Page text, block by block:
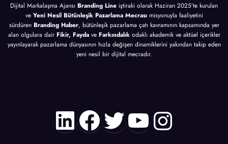
Dijital Markalaşma Ajansı Branding Line iştiraki olarak Haziran 2025’te kurulan
ve Yeni Nesil Bütünleşik Pazarlama Mecrası misyonuyla faaliyetini
sürdüren Branding Haber, bütünleşik pazarlama çatı kavramının kapsamında yer
alan olgulara dair Fikir, Fayda ve Farkındalık odaklı akademik ve aktüel içerikler
yayınlayarak pazarlama dünyasının hızla değişen dinamiklerini yakından takip eden
yeni nesil bir dijital mecradır.
LinkedIn
Facebook
Twitter
YouTube